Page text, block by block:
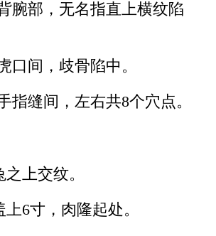
腕部，无名指直上横纹陷
口间，歧骨陷中。
指缝间，左右共8个穴点。
上交纹。
6寸，肉隆起处。